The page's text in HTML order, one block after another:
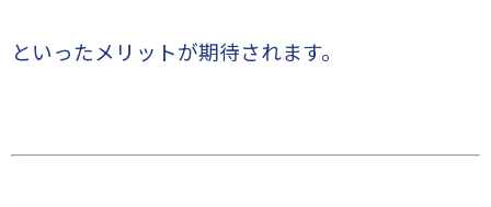
といったメリットが期待されます。